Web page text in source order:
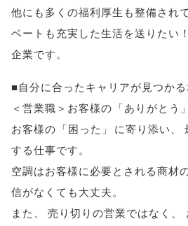
他にも多くの福利厚生も整備され
ベートも充実した生活を送りたい
企業です。
■自分に合ったキャリアが見つか
＜営業職＞お客様の 「ありがとう 」
お客様の 「困った 」 に寄り添い
する仕事です。
空調はお客様に必要とされる商材
信がなくても大丈夫。
また
売り切りの営業ではなく